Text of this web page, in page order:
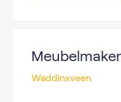
Meubelmaker
Waddinxveen